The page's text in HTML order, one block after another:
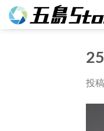
Skip
投